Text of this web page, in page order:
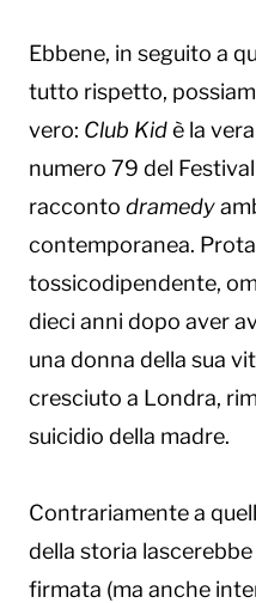
Ebbene, in seguito a
tutto rispetto,
vero: Club Kidè la
numero 79 del
racconto dramedy
contemporanea.
tossicodipendente,
dieci anni dopo aver
una donna della sua
cresciuto a Londra,
suicidio della madre.
Contrariamente a
della storia
firmata (ma anche